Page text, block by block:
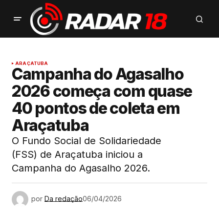
ARAÇATUBA
Campanha do Agasalho
2026 começa com quase
40 pontos de coleta em
Araçatuba
O Fundo Social de Solidariedade
(FSS) de Araçatuba iniciou a
Campanha do Agasalho 2026.
por Da redação06/04/2026